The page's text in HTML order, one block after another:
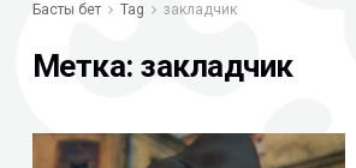
Басты бет Tag закладчик
Метка: закладчик